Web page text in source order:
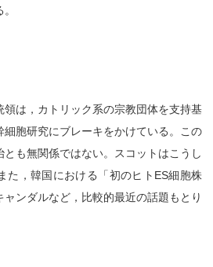
は，カトリック系の宗教団体を支持基
胞研究にブレーキをかけている。この
とも無関係ではない。スコットはこうし
た，韓国における「初のヒトES細胞株
ンダルなど，比較的最近の話題もとり